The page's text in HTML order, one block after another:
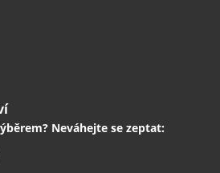
Neváhejte se zeptat: